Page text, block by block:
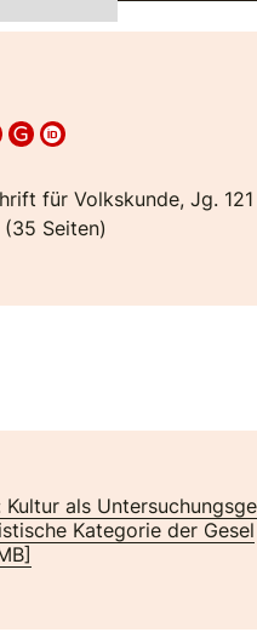
für Volkskunde, Jg. 121
Seiten)
Kultur als Untersuchungsge
Kategorie der Gesel
]